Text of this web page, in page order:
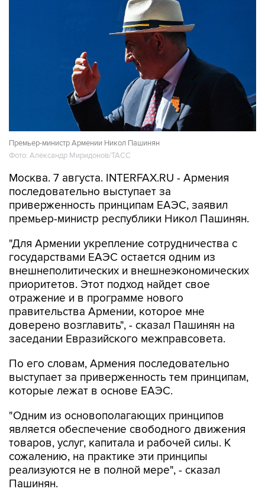
Премьер-министр Армении Никол Пашинян
Фото: Александр Миридонов/ТАСС
Москва. 7 августа. INTERFAX.RU - Армения
приверженность принципам ЕАЭС, заявил
премьер-министр республики Никол Пашинян.
"Для Армении укрепление сотрудничества с
внешнеполитических и внешнеэкономических
приоритетов. Этот подход найдет свое
отражение и в программе нового
правительства Армении, которое мне
доверено возглавить", - сказал Пашинян на
заседании Евразийского межправсовета.
По его словам, Армения последовательно
которые лежат в основе ЕАЭС.
"Одним из основополагающих принципов
товаров, услуг, капитала и рабочей силы. К
сожалению, на практике эти принципы
реализуются не в полной мере", - сказал
Пашинян.
По его словам, отдельные ограничения и